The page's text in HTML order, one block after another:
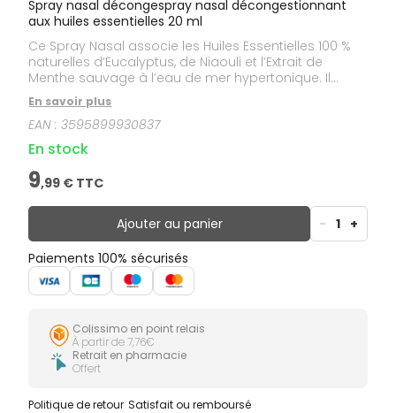
Spray nasal décongespray nasal décongestionnant
aux huiles essentielles 20 ml
Ce Spray Nasal associe les Huiles Essentielles 100 %
naturelles d’Eucalyptus, de Niaouli et l’Extrait de
Menthe sauvage à l’eau de mer hypertonique. Il
décongestionne et aide à purifier les voies nasales
sans les assécher. Il fluidifie les sécrétions nasales
pour faciliter leur évacuation contribuant ainsi à
éliminer les virus et bactéries tout en évitant la
propagation de l’infection. L’Extrait de Menthe
sauvage apporte une sensation de fraîcheur
immédiate. Produit utilisé en traitement
symptomatique de la congestion nasale,
notamment en cas de rhume, rhinosinusite, ou rhinite
allergique.
En savoir plus
EAN :3595899930837
En stock
9,99 € TTC
Ajouter au panier - 1 +
Paiements 100% sécurisés
Colissimo en point relais
À partir de 7,76€
Retrait en pharmacie
Offert
Politique de retour Satisfait ou remboursé